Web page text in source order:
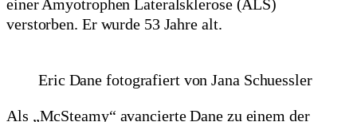
einer Amyotrophen Lateralsklerose (ALS)
verstorben. Er wurde 53 Jahre alt.
Eric Dane fotografiert von Jana Schuessler
Als „McSteamy“ avancierte Dane zu einem der